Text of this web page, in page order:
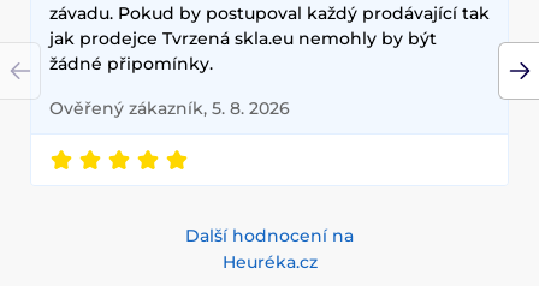
závadu. Pokud by postupoval každý prodávající tak
jak prodejce Tvrzená skla.eu nemohly by být
žádné připomínky.
Ověřený zákazník, 5. 8. 2026
Další hodnocení na
Heuréka.cz